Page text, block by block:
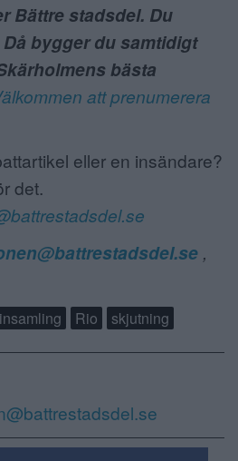
Bättre stadsdel. Du
bygger du samtidigt
bästa
att prenumerera
eller en insändare?
det.
,
Rio skjutning